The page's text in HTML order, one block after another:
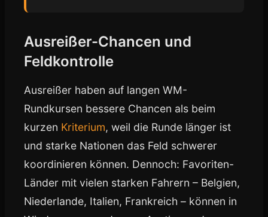
Ausreißer-Chancen und
Feldkontrolle
Ausreißer haben auf langen WM-
Rundkursen bessere Chancen als beim
kurzen Kriterium, weil die Runde länger ist
und starke Nationen das Feld schwerer
koordinieren können. Dennoch: Favoriten-
Länder mit vielen starken Fahrern – Belgien,
Niederlande, Italien, Frankreich – können in